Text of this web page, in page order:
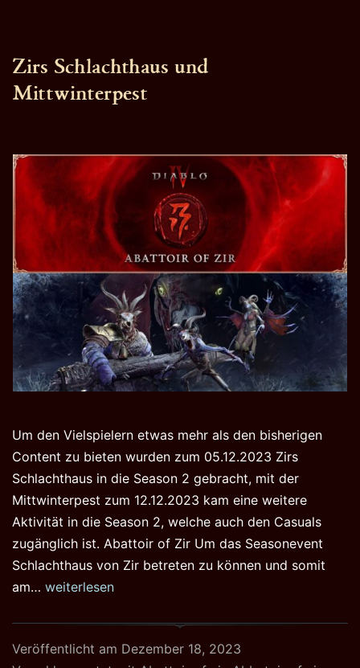
Zirs Schlachthaus und
Mittwinterpest
Um den Vielspielern etwas mehr als den bisherigen
Content zu bieten wurden zum 05.12.2023 Zirs
Schlachthaus in die Season 2 gebracht, mit der
Mittwinterpest zum 12.12.2023 kam eine weitere
Aktivität in die Season 2, welche auch den Casuals
zugänglich ist. Abattoir of Zir Um das Seasonevent
Schlachthaus von Zir betreten zu können und somit
am… Zirs
Mittwinterpest
weiterlesen
Veröffentlicht am Dezember 18, 2023